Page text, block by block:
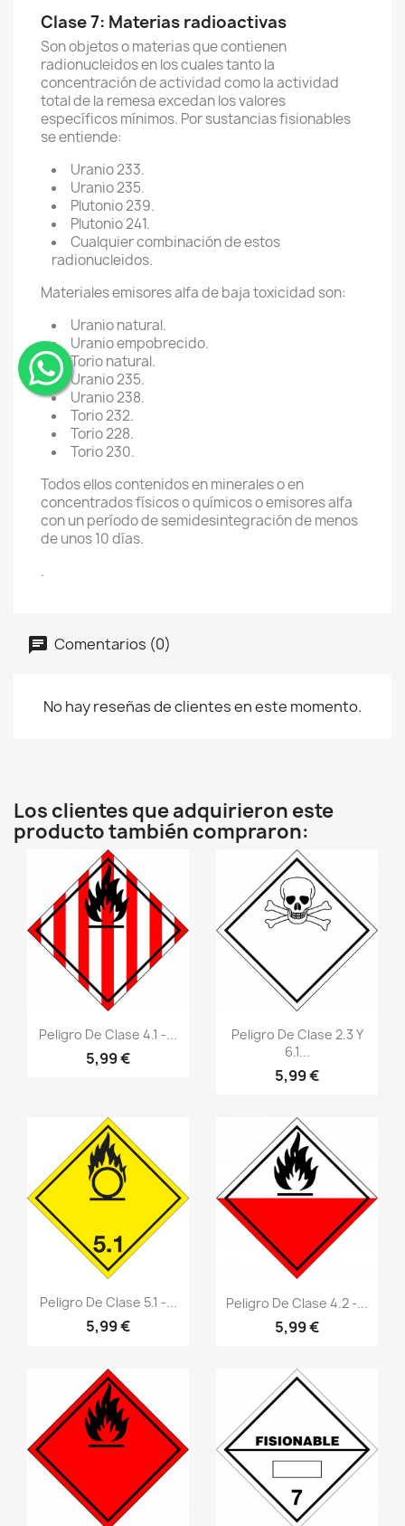
Clase 7: Materias radioactivas
Son objetos o materias que contienen
radionucleidos en los cuales tanto la
concentración de actividad como la actividad
total de la remesa excedan los valores
específicos mínimos. Por sustancias fisionables
se entiende:
Uranio 233.
Uranio 235.
Plutonio 239.
Plutonio 241.
Cualquier combinación de estos
radionucleidos.
Materiales emisores alfa de baja toxicidad son:
Uranio natural.
Uranio empobrecido.
Torio natural.
Uranio 235.
Uranio 238.
Torio 232.
Torio 228.
Torio 230.
Todos ellos contenidos en minerales o en
concentrados físicos o químicos o emisores alfa
con un período de semidesintegración de menos
de unos 10 días.
.
Comentarios (0)
No hay reseñas de clientes en este momento.
Los clientes que adquirieron este
producto también compraron:
visibilityVistazo rápido
Peligro De Clase 4.1 -...
5,99 €
visibilityVistazo rápido
Peligro De Clase 2.3 Y
6.1...
5,99 €
visibilityVistazo rápido
Peligro De Clase 5.1 -...
5,99 €
visibilityVistazo rápido
Peligro De Clase 4.2 -...
5,99 €
¨